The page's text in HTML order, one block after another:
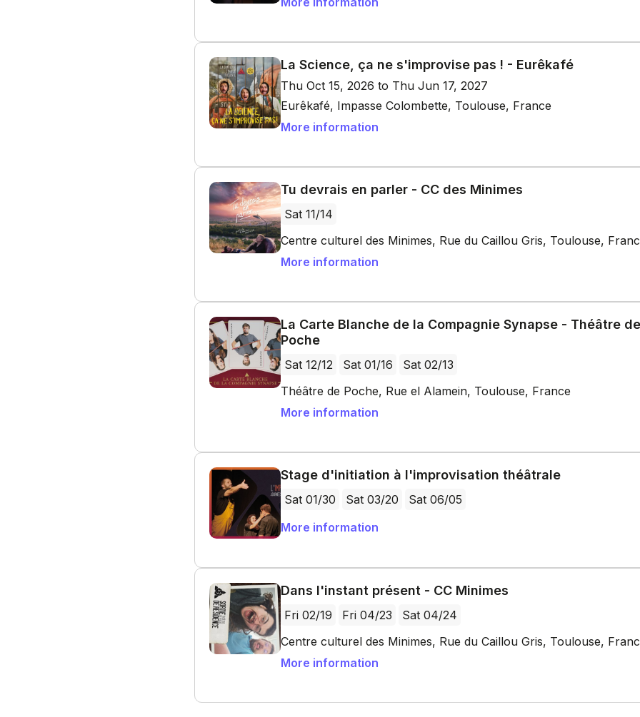
La Science, ça ne s'improvise pas ! - Eurêkafé
Thu Oct 15, 2026 to Thu Jun 17, 2027
Eurêkafé, Impasse Colombette, Toulouse, France
More information
Tu devrais en parler - CC des Minimes
Sat 11/14
Centre culturel des Minimes, Rue du Caillou Gris, Toulouse,
More information
La Carte Blanche de la Compagnie Synapse - Théâtre de
Poche
Sat 12/12 Sat 01/16
Sat 02/13
Théâtre de Poche, Rue el Alamein, Toulouse, France
More information
Stage d'initiation à l'improvisation théâtrale
Sat 01/30 Sat 03/20
Sat 06/05
More information
Dans l'instant présent - CC Minimes
Fri 02/19 Fri 04/23
Sat 04/24
Centre culturel des Minimes, Rue du Caillou Gris, Toulouse,
More information